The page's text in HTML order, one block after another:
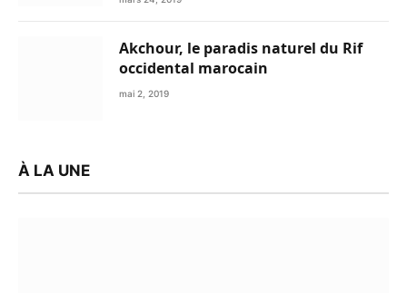
Akchour, le paradis naturel du Rif
occidental marocain
mai 2, 2019
À LA UNE